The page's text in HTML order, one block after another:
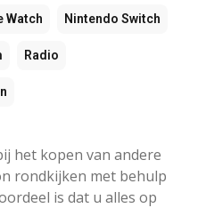
Watch Nintendo Switch
Radio
het kopen van andere
rondkijken met behulp
is dat u alles op